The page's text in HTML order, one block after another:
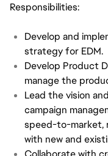
Responsibilities:
Develop and
strategy for EDM.
Develop Product
manage the
Lead the vision
campaign
speed-to-market,
with new and